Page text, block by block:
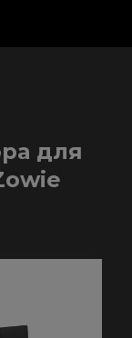
для